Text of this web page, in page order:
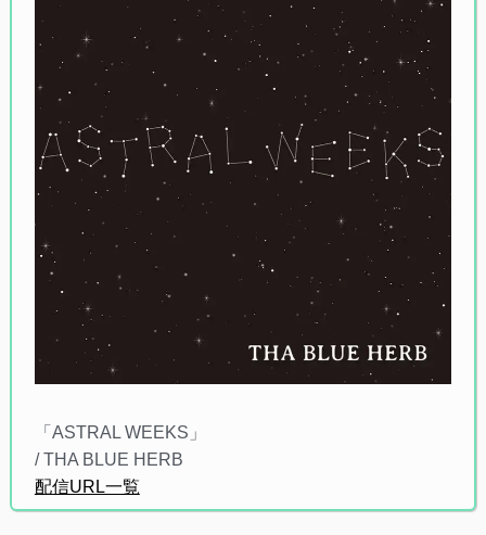
「ASTRAL WEEKS」
/ THA BLUE HERB
配信URL一覧